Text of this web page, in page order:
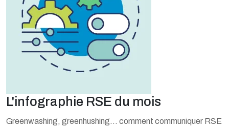
L'infographie RSE du mois
Greenwashing, greenhushing… comment communiquer RSE